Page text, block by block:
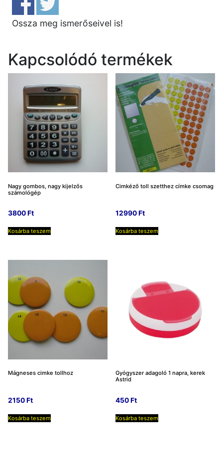
Ossza meg ismerőseivel is!
Kapcsolódó termékek
Nagy gombos, nagy kijelzős
számológép
3800Ft
Kosárba teszem
Cimkéző toll szetthez címke csomag
12990Ft
Kosárba teszem
Mágneses cimke tollhoz
2150Ft
Kosárba teszem
Gyógyszer adagoló 1 napra, kerek
Astrid
450Ft
Kosárba teszem